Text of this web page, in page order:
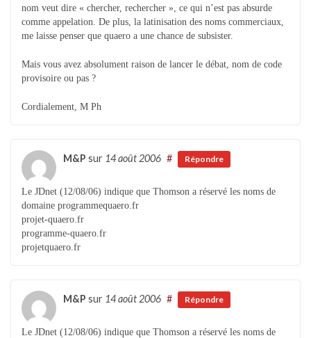
nom veut dire « chercher, rechercher », ce qui n’est pas absurde
comme appelation. De plus, la latinisation des noms commerciaux,
me laisse penser que quaero a une chance de subsister.
Mais vous avez absolument raison de lancer le débat, nom de code
provisoire ou pas ?
Cordialement, M Ph
M&P sur 14 août 2006 # Répondre
Le JDnet (12/08/06) indique que Thomson a réservé les noms de
domaine programmequaero.fr
projet-quaero.fr
programme-quaero.fr
projetquaero.fr
M&P sur 14 août 2006 # Répondre
Le JDnet (12/08/06) indique que Thomson a réservé les noms de